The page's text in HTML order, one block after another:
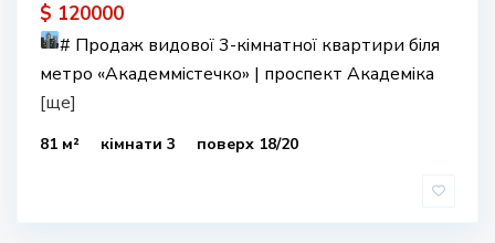
$ 120000
# Продаж видової 3-кімнатної квартири біля
метро «Академмістечко» | проспект Академіка
[ще]
81 м² кімнати 3 поверх 18/20